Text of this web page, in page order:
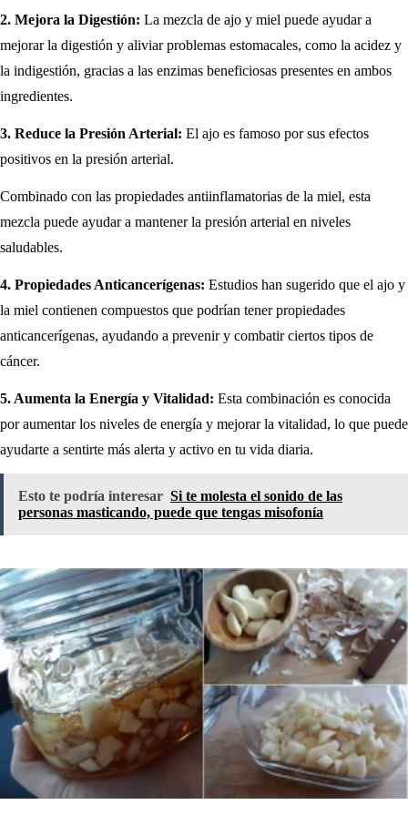
2. Mejora la Digestión: La mezcla de ajo y miel puede ayudar a
mejorar la digestión y aliviar problemas estomacales, como la acidez y
la indigestión, gracias a las enzimas beneficiosas presentes en ambos
ingredientes.
3. Reduce la Presión Arterial: El ajo es famoso por sus efectos
positivos en la presión arterial.
Combinado con las propiedades antiinflamatorias de la miel, esta
mezcla puede ayudar a mantener la presión arterial en niveles
saludables.
4. Propiedades Anticancerígenas: Estudios han sugerido que el ajo y
la miel contienen compuestos que podrían tener propiedades
anticancerígenas, ayudando a prevenir y combatir ciertos tipos de
cáncer.
5. Aumenta la Energía y Vitalidad: Esta combinación es conocida
por aumentar los niveles de energía y mejorar la vitalidad, lo que puede
ayudarte a sentirte más alerta y activo en tu vida diaria.
Esto te podría interesar Si te molesta el sonido de las
personas masticando, puede que tengas misofonía